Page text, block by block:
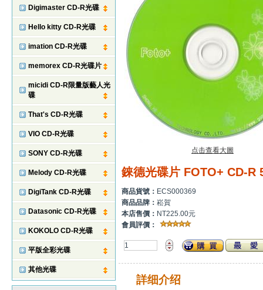
Digimaster CD-R光碟
Hello kitty CD-R光碟
imation CD-R光碟
memorex CD-R光碟片
micidi CD-R限量版藝人光
碟
That's CD-R光碟
VIO CD-R光碟
SONY CD-R光碟
Melody CD-R光碟
DigiTank CD-R光碟
Datasonic CD-R光碟
KOKOLO CD-R光碟
平版全彩光碟
其他光碟
点击查看大圖
錸德光碟片 FOTO+ CD-R
商品貨號： ECS000369
商品品牌： 崧賀
本店售價： NT225.00元
會員評價：
詳细介绍